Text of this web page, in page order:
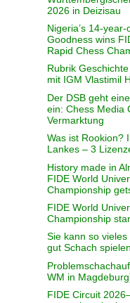
2026 in Deizisau
Nigeria’s 14-
Goodness wins
Rapid Chess
Rubrik
mit IGM Vlastimil
Der DSB geht
ein: Chess Media
Vermarktung
Was ist Rookion?
Lankes – 3
History made in
FIDE World
Championship
FIDE World
Championship
Sie kann so
gut Schach spielen
WM in
FIDE Circuit